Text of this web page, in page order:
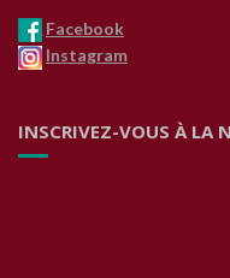
Facebook
Instagram
INSCRIVEZ-VOUS À LA